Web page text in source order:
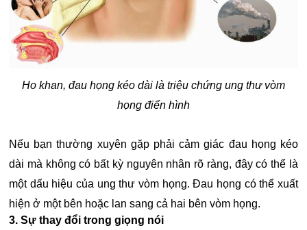
Ho khan, đau họng kéo dài là triệu chứng ung thư vòm
họng điển hình
Nếu bạn thường xuyên gặp phải cảm giác đau họng kéo
dài mà không có bất kỳ nguyên nhân rõ ràng, đây có thể là
một dấu hiệu của ung thư vòm họng. Đau họng có thể xuất
hiện ở một bên hoặc lan sang cả hai bên vòm họng.
3. Sự thay đổi trong giọng nói